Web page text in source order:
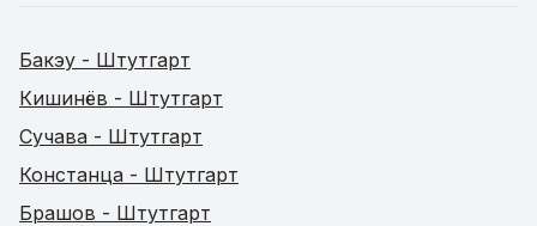
Бакэу - Штутгарт
Кишинёв - Штутгарт
Сучава - Штутгарт
Констанца - Штутгарт
Брашов - Штутгарт